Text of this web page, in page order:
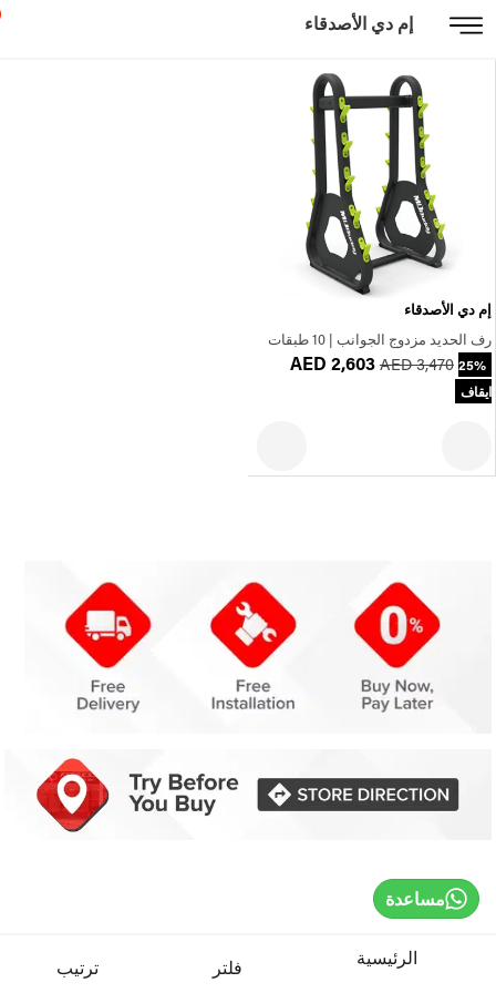
إم دي الأصدقاء
إم دي الأصدقاء
رف الحديد مزدوج الجوانب | 10 طبقات
AED 2,603 AED 3,470 25%
ايقاف
الرئيسية فلتر ترتيب
مساعدة